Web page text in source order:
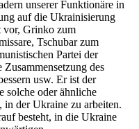
unserer Funktionäre in
auf die Ukrainisierung
vor, Grinko zum
Tschubar zum
Partei der
des
usw. Er ist der
solche oder ähnliche
in der Ukraine zu arbeiten.
besteht, in die Ukraine